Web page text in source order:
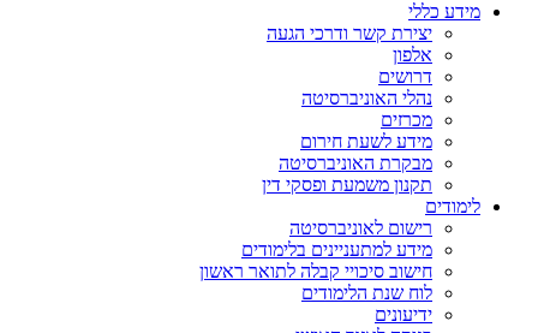
מידע כללי
יצירת קשר ודרכי הגעה
אלפון
דרושים
נהלי האוניברסיטה
מכרזים
מידע לשעת חירום
מבקרת האוניברסיטה
תקנון משמעת ופסקי דין
לימודים
רישום לאוניברסיטה
מידע למתעניינים בלימודים
חישוב סיכויי קבלה לתואר ראשון
לוח שנת הלימודים
ידיעונים